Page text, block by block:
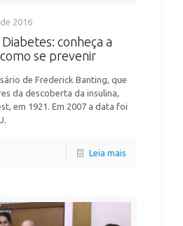
2016
conheça a
se prevenir
de Frederick Banting, que
da descoberta da insulina,
em 1921. Em 2007 a data foi
Leia mais